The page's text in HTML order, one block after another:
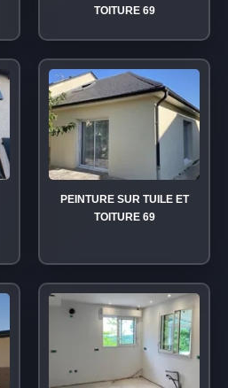
TOITURE 69
PEINTURE SUR TUILE ET
TOITURE 69